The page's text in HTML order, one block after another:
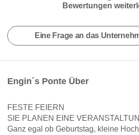
Bewertungen
Eine Frage an das
Engin´s Ponte Über
FESTE FEIERN
SIE PLANEN EINE
Ganz egal ob Geburtstag, kleine